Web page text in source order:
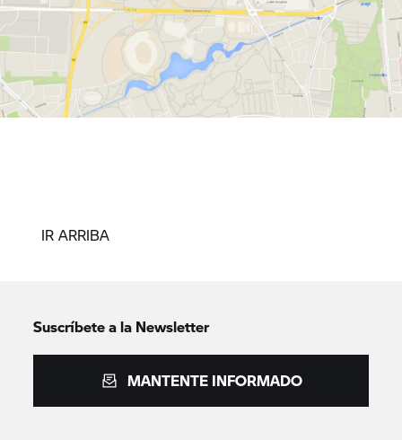
IR ARRIBA
Suscríbete a la Newsletter
MANTENTE INFORMADO